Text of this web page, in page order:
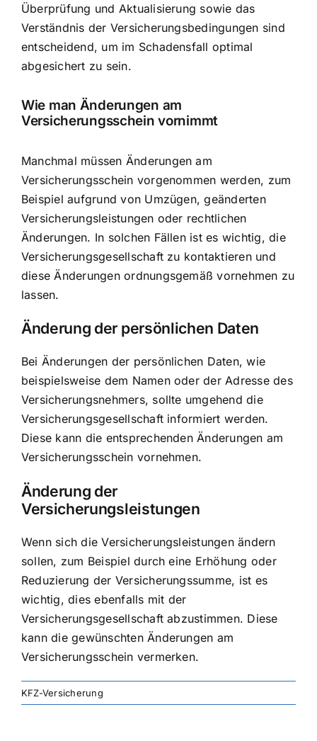
Überprüfung und Aktualisierung sowie das
Verständnis der Versicherungsbedingungen sind
entscheidend, um im Schadensfall optimal
abgesichert zu sein.
Wie man Änderungen am
Versicherungsschein vornimmt
Manchmal müssen Änderungen am
Versicherungsschein vorgenommen werden, zum
Beispiel aufgrund von Umzügen, geänderten
Versicherungsleistungen oder rechtlichen
Änderungen. In solchen Fällen ist es wichtig, die
Versicherungsgesellschaft zu kontaktieren und
diese Änderungen ordnungsgemäß vornehmen zu
lassen.
Änderung der persönlichen Daten
Bei Änderungen der persönlichen Daten, wie
beispielsweise dem Namen oder der Adresse des
Versicherungsnehmers, sollte umgehend die
Versicherungsgesellschaft informiert werden.
Diese kann die entsprechenden Änderungen am
Versicherungsschein vornehmen.
Änderung der
Versicherungsleistungen
Wenn sich die Versicherungsleistungen ändern
sollen, zum Beispiel durch eine Erhöhung oder
Reduzierung der Versicherungssumme, ist es
wichtig, dies ebenfalls mit der
Versicherungsgesellschaft abzustimmen. Diese
kann die gewünschten Änderungen am
Versicherungsschein vermerken.
KFZ-Versicherung